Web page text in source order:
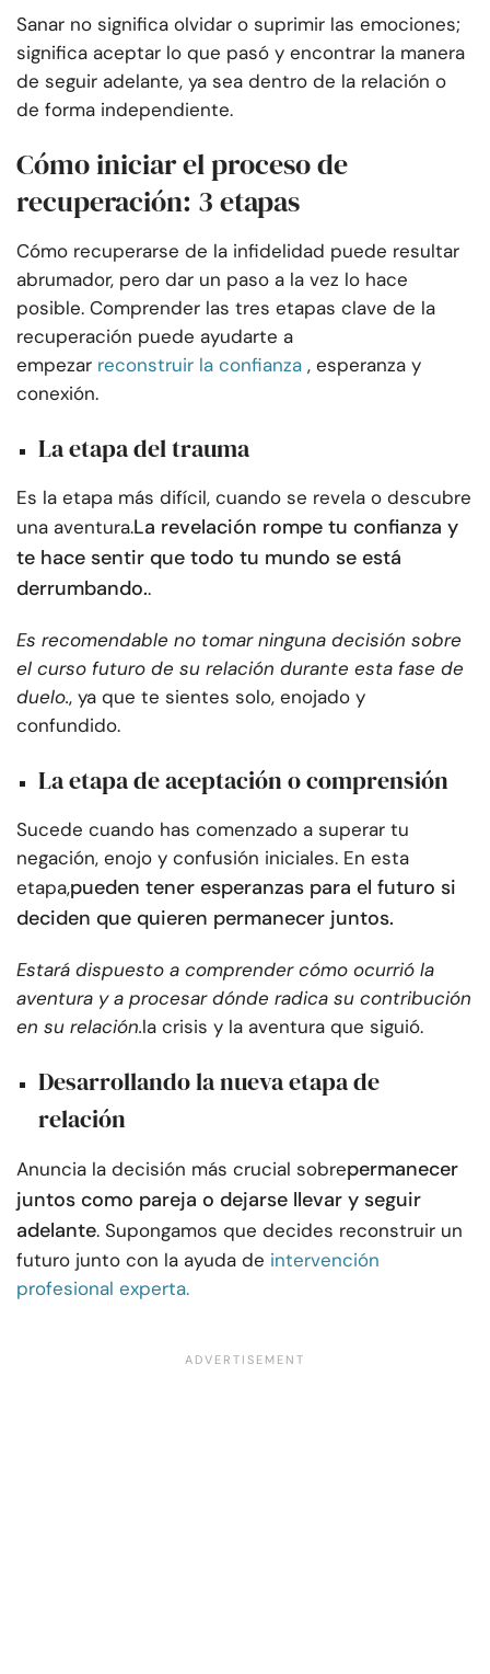
Sanar no significa olvidar o suprimir las emociones;
significa aceptar lo que pasó y encontrar la manera
de seguir adelante, ya sea dentro de la relación o
de forma independiente.
Cómo iniciar el proceso de
recuperación: 3 etapas
Cómo recuperarse de la infidelidad puede resultar
abrumador, pero dar un paso a la vez lo hace
posible. Comprender las tres etapas clave de la
recuperación puede ayudarte a
empezar reconstruir la confianza , esperanza y
conexión.
La etapa del trauma
Es la etapa más difícil, cuando se revela o descubre
una aventura.La revelación rompe tu confianza y
te hace sentir que todo tu mundo se está
derrumbando..
Es recomendable no tomar ninguna decisión sobre
el curso futuro de su relación durante esta fase de
duelo., ya que te sientes solo, enojado y
confundido.
La etapa de aceptación o comprensión
Sucede cuando has comenzado a superar tu
negación, enojo y confusión iniciales. En esta
etapa,pueden tener esperanzas para el futuro si
deciden que quieren permanecer juntos.
Estará dispuesto a comprender cómo ocurrió la
aventura y a procesar dónde radica su contribución
en su relación.la crisis y la aventura que siguió.
Desarrollando la nueva etapa de
relación
Anuncia la decisión más crucial sobrepermanecer
juntos como pareja o dejarse llevar y seguir
adelante. Supongamos que decides reconstruir un
futuro junto con la ayuda de intervención
profesional experta.